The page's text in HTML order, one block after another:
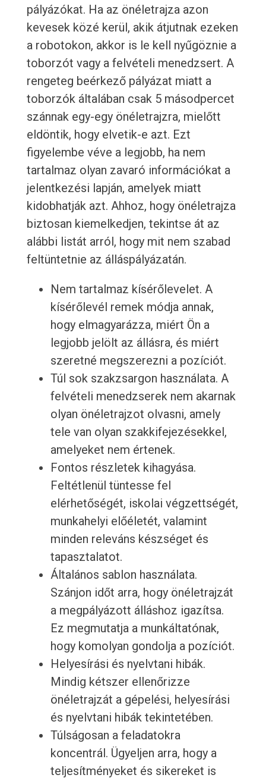
pályázókat. Ha az önéletrajza azon
kevesek közé kerül, akik átjutnak ezeken
a robotokon, akkor is le kell nyűgöznie a
toborzót vagy a felvételi menedzsert. A
rengeteg beérkező pályázat miatt a
toborzók általában csak 5 másodpercet
szánnak egy-egy önéletrajzra, mielőtt
eldöntik, hogy elvetik-e azt. Ezt
figyelembe véve a legjobb, ha nem
tartalmaz olyan zavaró információkat a
jelentkezési lapján, amelyek miatt
kidobhatják azt. Ahhoz, hogy önéletrajza
biztosan kiemelkedjen, tekintse át az
alábbi listát arról, hogy mit nem szabad
feltüntetnie az álláspályázatán.
Nem tartalmaz kísérőlevelet. A
kísérőlevél remek módja annak,
hogy elmagyarázza, miért Ön a
legjobb jelölt az állásra, és miért
szeretné megszerezni a pozíciót.
Túl sok szakzsargon használata. A
felvételi menedzserek nem akarnak
olyan önéletrajzot olvasni, amely
tele van olyan szakkifejezésekkel,
amelyeket nem értenek.
Fontos részletek kihagyása.
Feltétlenül tüntesse fel
elérhetőségét, iskolai végzettségét,
munkahelyi előéletét, valamint
minden releváns készséget és
tapasztalatot.
Általános sablon használata.
Szánjon időt arra, hogy önéletrajzát
a megpályázott álláshoz igazítsa.
Ez megmutatja a munkáltatónak,
hogy komolyan gondolja a pozíciót.
Helyesírási és nyelvtani hibák.
Mindig kétszer ellenőrizze
önéletrajzát a gépelési, helyesírási
és nyelvtani hibák tekintetében.
Túlságosan a feladatokra
koncentrál. Ügyeljen arra, hogy a
teljesítményeket és sikereket is